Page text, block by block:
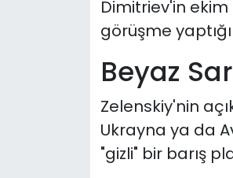
Dimitriev'in
görüşme
Beyaz
Zelenskiy'nin
Ukrayna ya da
"gizli" bir barış